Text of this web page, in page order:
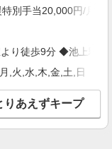
細を見る
） ◆居住支援特別手
バス停「土支田地
別手当20,000円/月
り徒歩9分 ◆池上駅よ
,火,水,木,金,土,日 ［2
りあえずキープ